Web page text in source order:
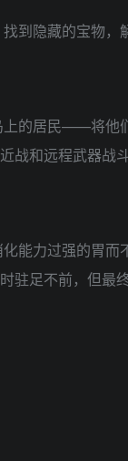
到隐藏的宝物，
的居民——将他
和远程武器战
能力过强的胃
足不前，但最终